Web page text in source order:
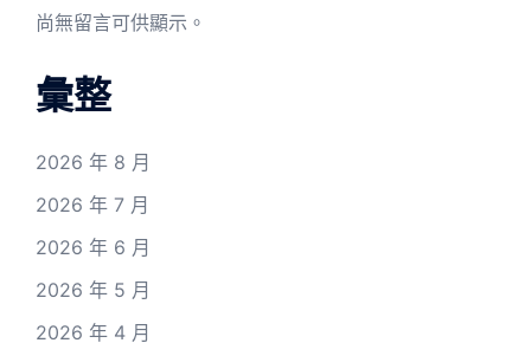
尚無留言可供顯示。
彙整
2026 年 8 月
2026 年 7 月
2026 年 6 月
2026 年 5 月
2026 年 4 月